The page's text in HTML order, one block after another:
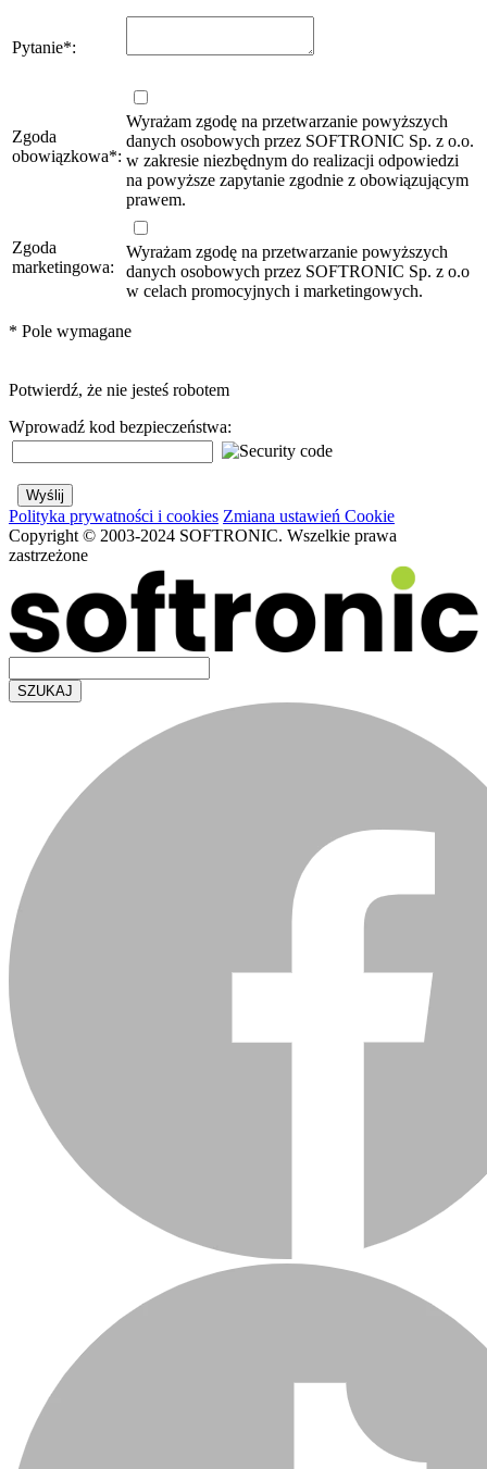
Pytanie*:
Zgoda
obowiązkowa*:
Wyrażam zgodę na przetwarzanie powyższych
danych osobowych przez SOFTRONIC Sp. z o.o.
w zakresie niezbędnym do realizacji odpowiedzi
na powyższe zapytanie zgodnie z obowiązującym
prawem.
Zgoda
marketingowa:
Wyrażam zgodę na przetwarzanie powyższych
danych osobowych przez SOFTRONIC Sp. z o.o
w celach promocyjnych i marketingowych.
* Pole wymagane
Potwierdź, że nie jesteś robotem
Wprowadź kod bezpieczeństwa:
Polityka prywatności i cookies Zmiana ustawień Cookie
Copyright © 2003-2024 SOFTRONIC. Wszelkie prawa
zastrzeżone